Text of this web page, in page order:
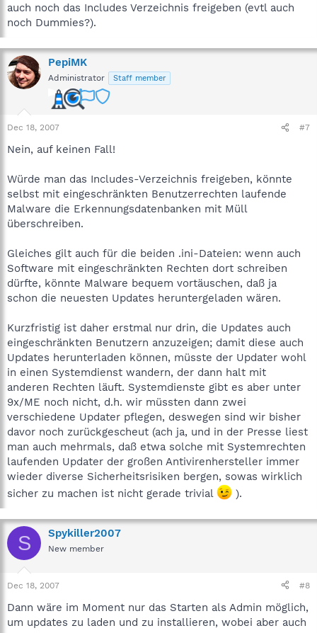
auch noch das Includes Verzeichnis freigeben (evtl auch
noch Dummies?).
PepiMK
Administrator Staff member
Dec 18, 2007 #7
Nein, auf keinen Fall!
Würde man das Includes-Verzeichnis freigeben, könnte
selbst mit eingeschränkten Benutzerrechten laufende
Malware die Erkennungsdatenbanken mit Müll
überschreiben.
Gleiches gilt auch für die beiden .ini-Dateien: wenn auch
Software mit eingeschränkten Rechten dort schreiben
dürfte, könnte Malware bequem vortäuschen, daß ja
schon die neuesten Updates heruntergeladen wären.
Kurzfristig ist daher erstmal nur drin, die Updates auch
eingeschränkten Benutzern anzuzeigen; damit diese auch
Updates herunterladen können, müsste der Updater wohl
in einen Systemdienst wandern, der dann halt mit
anderen Rechten läuft. Systemdienste gibt es aber unter
9x/ME noch nicht, d.h. wir müssten dann zwei
verschiedene Updater pflegen, deswegen sind wir bisher
davor noch zurückgescheut (ach ja, und in der Presse liest
man auch mehrmals, daß etwa solche mit Systemrechten
laufenden Updater der großen Antivirenhersteller immer
wieder diverse Sicherheitsrisiken bergen, sowas wirklich
sicher zu machen ist nicht gerade trivial
).
S Spykiller2007
New member
Dec 18, 2007 #8
Dann wäre im Moment nur das Starten als Admin möglich,
um updates zu laden und zu installieren, wobei aber auch